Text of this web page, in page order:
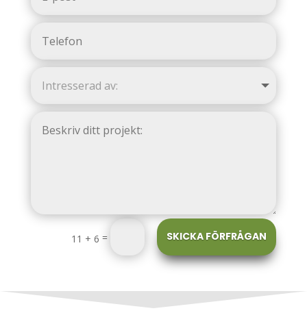
11 + 6 = SKICKA FÖRFRÅGAN